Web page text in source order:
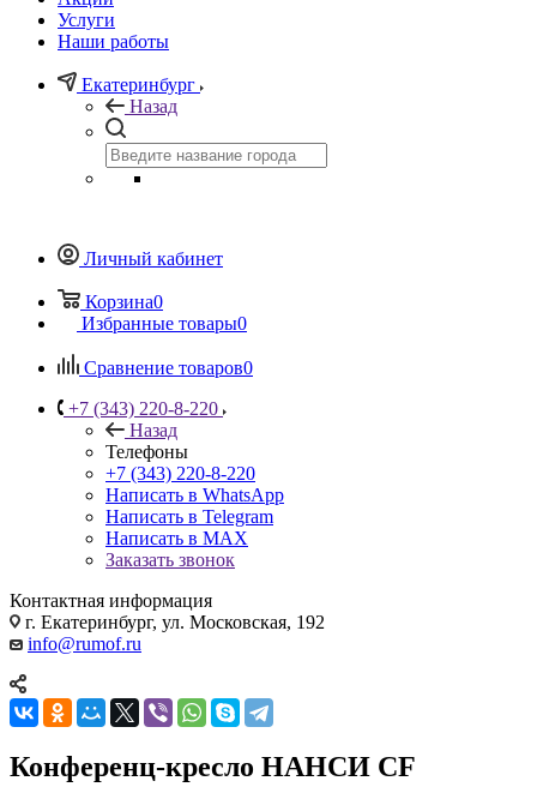
Услуги
Наши работы
Екатеринбург
Назад
Личный кабинет
Корзина0
Избранные товары0
Сравнение товаров0
+7 (343) 220-8-220
Назад
Телефоны
+7 (343) 220-8-220
Написать в WhatsApp
Написать в Telegram
Написать в MAX
Заказать звонок
Контактная информация
г. Екатеринбург, ул. Московская, 192
info@rumof.ru
Конференц-кресло НАНСИ CF